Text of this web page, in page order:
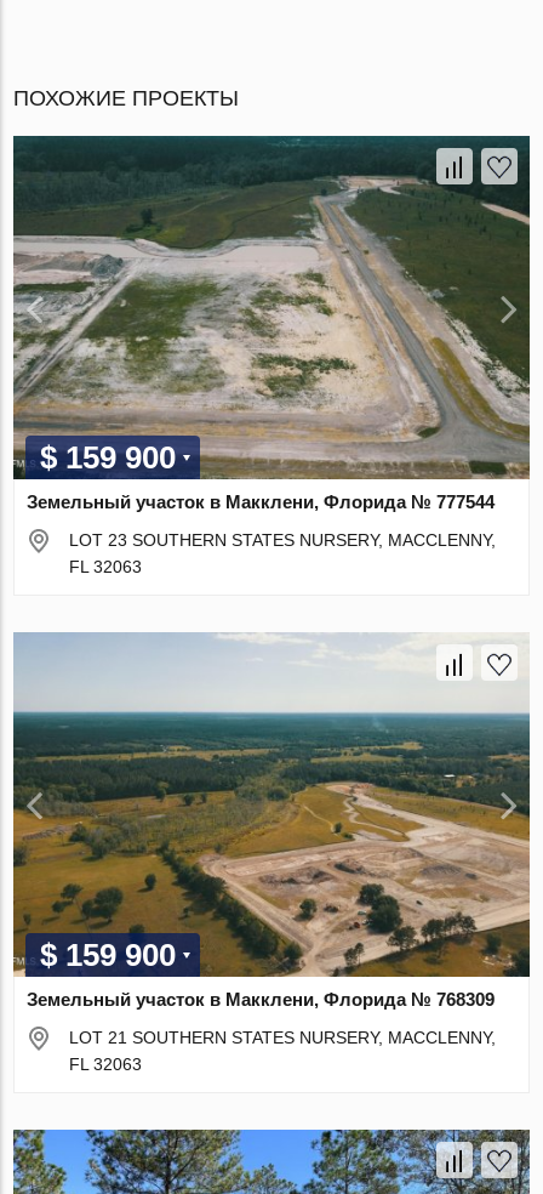
ПОХОЖИЕ ПРОЕКТЫ
$ 159 900
Земельный участок в Макклени, Флорида № 777544
LOT 23 SOUTHERN STATES NURSERY, MACCLENNY,
FL 32063
$ 159 900
Земельный участок в Макклени, Флорида № 768309
LOT 21 SOUTHERN STATES NURSERY, MACCLENNY,
FL 32063